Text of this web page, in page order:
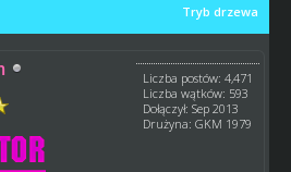
Tryb drzewa
Liczba postów: 4,471
Liczba wątków: 593
Dołączył: Sep 2013
Drużyna: GKM 1979